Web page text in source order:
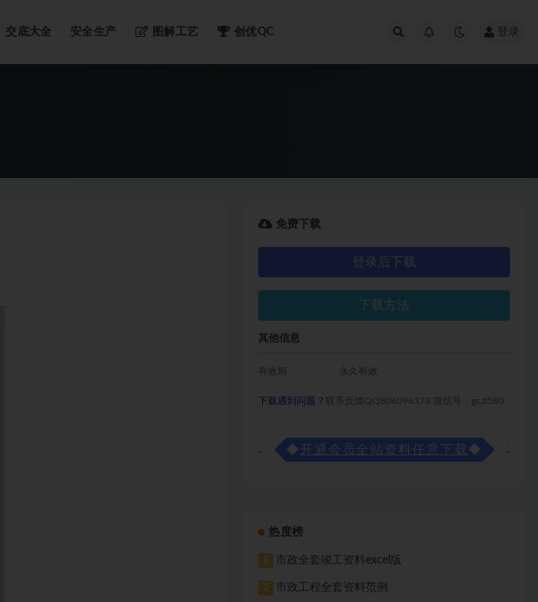
交底大全 安全生产 图解工艺 创优QC 登录
免费下载
登录后下载
下载方法
其他信息
有效期 永久有效
下载遇到问题？ 联系反馈QQ806096373 微信号：gczl580
◆ 开通会员全站资料任意下载◆
热度榜
1 市政全套竣工资料excel版
2 市政工程全套资料范例